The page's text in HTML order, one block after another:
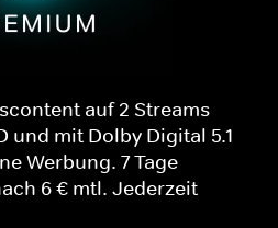
auf 2 Streams
und mit Dolby Digital 5.1
Werbung. 7 Tage
6 € mtl. Jederzeit